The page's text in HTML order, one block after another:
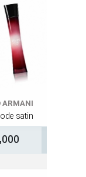
GIORGIO ARMANI
armani code satin
32,662,000